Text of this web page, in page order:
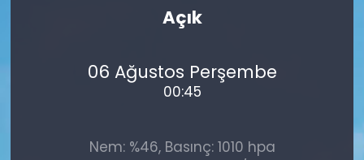
Açık
06 Ağustos Perşembe
00:45
Nem: %46, Basınç: 1010 hpa